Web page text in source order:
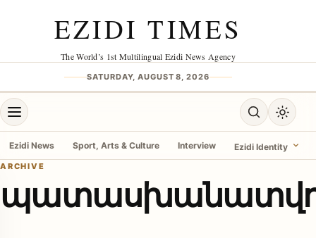
EZIDI TIMES
The World’s 1st Multilingual Ezidi News Agency
SATURDAY, AUGUST 8, 2026
Open menu Open search
Toggle
Ezidi News Sport, Arts & Culture Interview Ezidi Identity
ARCHIVE